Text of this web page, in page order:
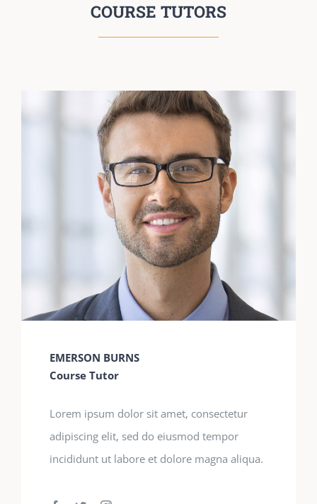
COURSE TUTORS
EMERSON BURNS
Course Tutor
Lorem ipsum dolor sit amet, consectetur
adipiscing elit, sed do eiusmod tempor
incididunt ut labore et dolore magna aliqua.